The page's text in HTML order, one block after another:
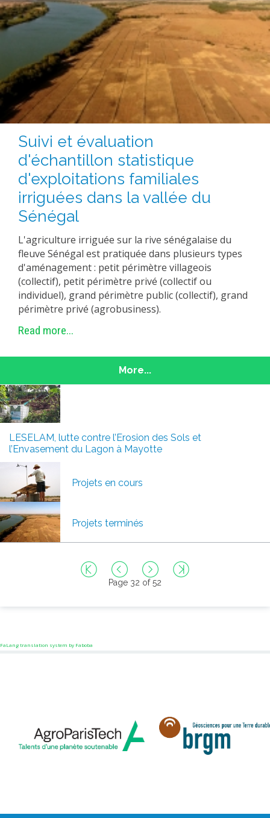
Suivi et évaluation
d'échantillon statistique
d'exploitations familiales
irriguées dans la vallée du
Sénégal
L'agriculture irriguée sur la rive sénégalaise du
fleuve Sénégal est pratiquée dans plusieurs types
d'aménagement : petit périmètre villageois
(collectif), petit périmètre privé (collectif ou
individuel), grand périmètre public (collectif), grand
périmètre privé (agrobusiness).
Read more...
More...
LESELAM, lutte contre l’Erosion des Sols et
l’Envasement du Lagon à Mayotte
Projets en cours
Projets terminés
Page 32 of 52
FaLang translation system by Faboba